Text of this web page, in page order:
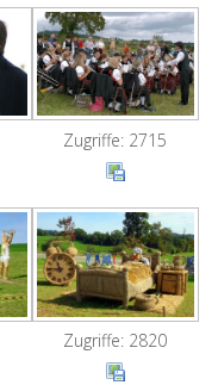
Zugriffe: 2715
Zugriffe: 2820